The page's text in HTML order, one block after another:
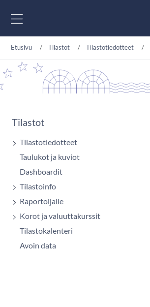
Etusivu Tilastot Tilastotiedotteet
Tilastot
Tilastotiedotteet
Taulukot ja kuviot
Dashboardit
Tilastoinfo
Raportoijalle
Korot ja valuuttakurssit
Tilastokalenteri
Avoin data